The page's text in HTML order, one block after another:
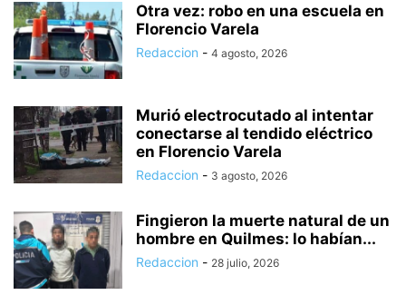
Otra vez: robo en una escuela en
Florencio Varela
Redaccion - 4 agosto, 2026
Murió electrocutado al intentar
conectarse al tendido eléctrico
en Florencio Varela
Redaccion - 3 agosto, 2026
Fingieron la muerte natural de un
hombre en Quilmes: lo habían...
Redaccion - 28 julio, 2026